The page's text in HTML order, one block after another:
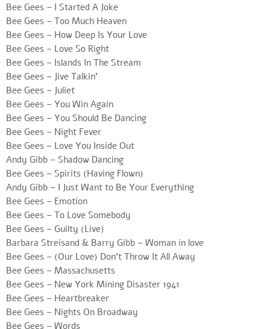
Bee Gees – I Started A Joke
Bee Gees – Too Much Heaven
Bee Gees – How Deep Is Your Love
Bee Gees – Love So Right
Bee Gees – Islands In The Stream
Bee Gees – Jive Talkin’
Bee Gees – Juliet
Bee Gees – You Win Again
Bee Gees – You Should Be Dancing
Bee Gees – Night Fever
Bee Gees – Love You Inside Out
Andy Gibb – Shadow Dancing
Bee Gees – Spirits (Having Flown)
Andy Gibb – I Just Want to Be Your Everything
Bee Gees – Emotion
Bee Gees – To Love Somebody
Bee Gees – Guilty (Live)
Barbara Streisand & Barry Gibb – Woman in love
Bee Gees – (Our Love) Don’t Throw It All Away
Bee Gees – Massachusetts
Bee Gees – New York Mining Disaster 1941
Bee Gees – Heartbreaker
Bee Gees – Nights On Broadway
Bee Gees – Words